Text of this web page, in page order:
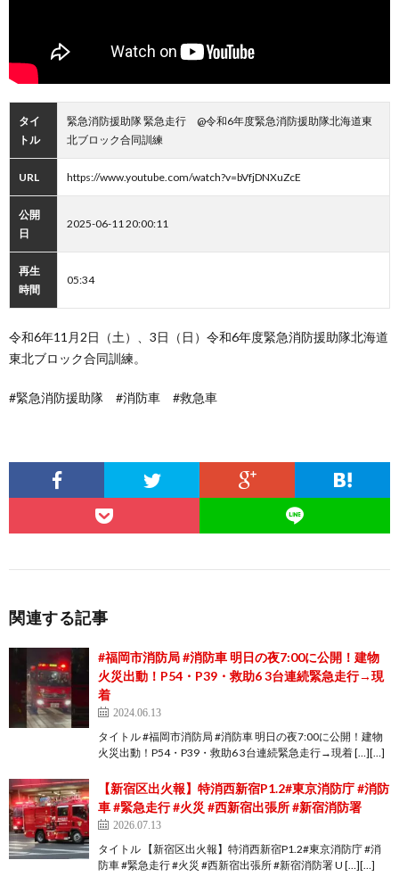
タイ
トル
緊急消防援助隊 緊急走行 @令和6年度緊急消防援助隊北海道東
北ブロック合同訓練
URL https://www.youtube.com/watch?v=bVfjDNXuZcE
公開
日
2025-06-11 20:00:11
再生
時間
05:34
令和6年11月2日（土）、3日（日）令和6年度緊急消防援助隊北海道
東北ブロック合同訓練。
#緊急消防援助隊 #消防車 #救急車
関連する記事
#福岡市消防局 #消防車 明日の夜7:00に公開！建物
火災出動！P54・P39・救助6 3台連続緊急走行→現
着
2024.06.13
タイトル #福岡市消防局 #消防車 明日の夜7:00に公開！建物
火災出動！P54・P39・救助6 3台連続緊急走行→現着 […][…]
【新宿区出火報】特消西新宿P1.2#東京消防庁 #消防
車 #緊急走行 #火災 #西新宿出張所 #新宿消防署
2026.07.13
タイトル 【新宿区出火報】特消西新宿P1.2#東京消防庁 #消
防車 #緊急走行 #火災 #西新宿出張所 #新宿消防署 U […][…]